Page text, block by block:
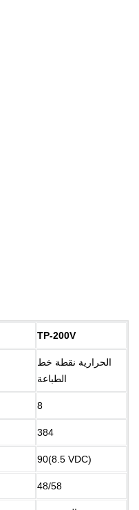
TP-200V
الحرارية نقطة خط
الطباعة
8
384
90(8.5 VDC)
48/58